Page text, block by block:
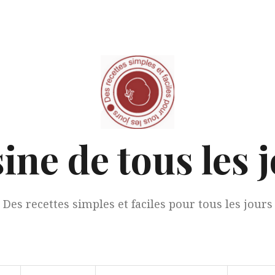
de tous les
Des recettes simples et faciles pour tous les jours